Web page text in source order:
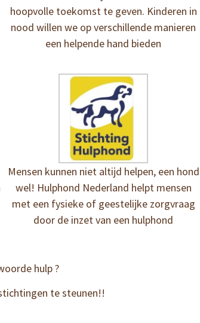
hoopvolle toekomst te geven. Kinderen in
nood willen we op verschillende manieren
een helpende hand bieden
Mensen kunnen niet altijd helpen, een hond
wel! Hulphond Nederland helpt mensen
met een fysieke of geestelijke zorgvraag
door de inzet van een hulphond
hulp ?
te steunen!!